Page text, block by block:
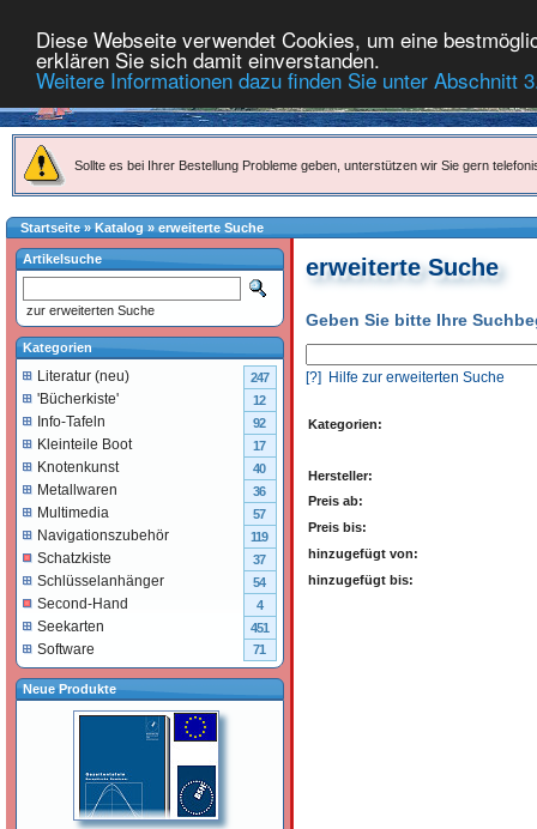
Diese Webseite verwendet Cookies, um eine
erklären Sie sich damit einverstanden.
Weitere Informationen dazu finden Sie unter Abschnitt
Sollte es bei Ihrer Bestellung Probleme geben, unterstützen wir Sie gern
Startseite»Katalog » erweiterte Suche
erweiterte Suche
Geben Sie bitte Ihre
[?] Hilfe zur erweiterten Suche
Kategorien:
Hersteller:
Preis ab:
Preis bis:
hinzugefügt von:
hinzugefügt bis:
Artikelsuche
zur erweiterten Suche
Kategorien
Literatur (neu) 247
'Bücherkiste' 12
Info-Tafeln 92
Kleinteile Boot 17
Knotenkunst 40
Metallwaren 36
Multimedia 57
Navigationszubehör 119
Schatzkiste 37
Schlüsselanhänger 54
Second-Hand 4
Seekarten 451
Software 71
Neue Produkte